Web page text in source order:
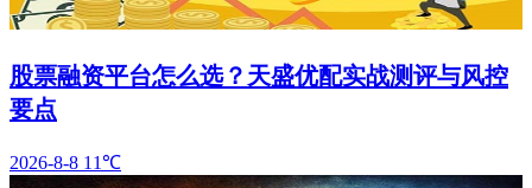
股票融资平台怎么选？天盛优配实战测评与风控
要点
2026-8-8 11℃